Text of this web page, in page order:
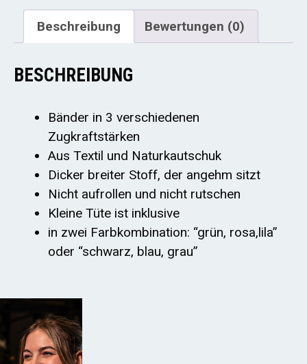
Beschreibung Bewertungen (0)
BESCHREIBUNG
Bänder in 3 verschiedenen
Zugkraftstärken
Aus Textil und Naturkautschuk
Dicker breiter Stoff, der angehm sitzt
Nicht aufrollen und nicht rutschen
Kleine Tüte ist inklusive
in zwei Farbkombination: “grün, rosa,lila”
oder “schwarz, blau, grau”